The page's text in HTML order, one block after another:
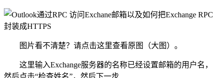
图片看不清楚？请点击这里查看原图（大图）。
这里输入Exchange服务器的名称已经设置邮箱的用户名，
然后点击“检查姓名”，然后下一步